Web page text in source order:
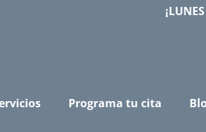
Programa tu cita